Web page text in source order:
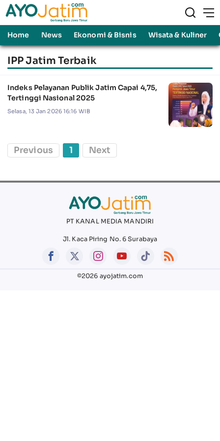
Home News Ekonomi & Bisnis Wisata & Kuliner
IPP Jatim Terbaik
Indeks Pelayanan Publik Jatim Capai 4,75,
Tertinggi Nasional 2025
Selasa, 13 Jan 2026 16:16 WIB
Previous 1 Next
PT KANAL MEDIA MANDIRI
Jl. Kaca Piring No. 6 Surabaya
©2026 ayojatim.com